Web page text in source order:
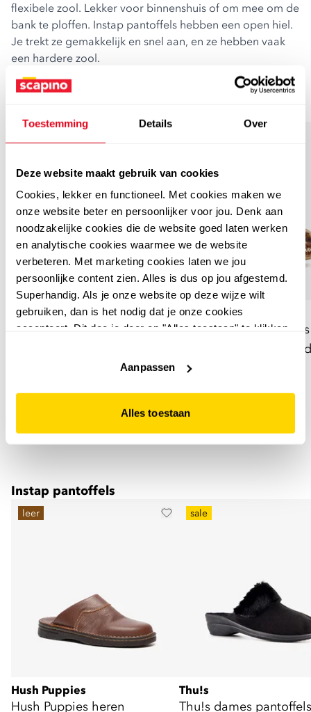
Toestemming Details Over
Deze website maakt gebruik van cookies
Cookies, lekker en functioneel. Met cookies maken we
onze website beter en persoonlijker voor jou. Denk aan
noodzakelijke cookies die de website goed laten werken
en analytische cookies waarmee we de website
verbeteren. Met marketing cookies laten we jou
persoonlijke content zien. Alles is dus op jou afgestemd.
Superhandig. Als je onze website op deze wijze wilt
gebruiken, dan is het nodig dat je onze cookies
accepteert. Dit doe je door op "Alles toestaan" te klikken.
website niet optimaal functioneert.
Aanpassen
Alles toestaan
flexibele zool. Lekker voor binnenshuis of om mee om de
bank te ploffen. Instap pantoffels hebben een open hiel.
Je trekt ze gemakkelijk en snel aan, en ze hebben vaak
een hardere zool.
Thu!s
Thu!s gevoerde heren
Thu!s
Thu!s gevoerde dames
pantoffels met
19,99
Instap pantoffels
leer
Hush Puppies
Hush Puppies heren
sale
Thu!s
Thu!s dames